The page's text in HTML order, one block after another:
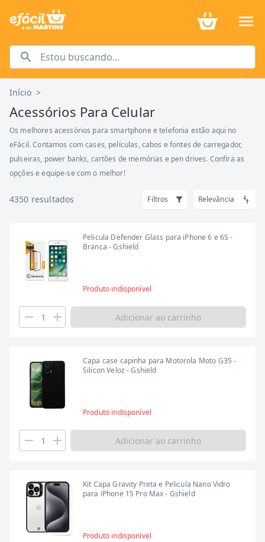
Início >
Acessórios Para Celular
Os melhores acessórios para smartphone e telefonia estão aqui no
eFácil. Contamos com cases, películas, cabos e fontes de carregador,
pulseiras, power banks, cartões de memórias e pen drives. Confira as
opções e equipe-se com o melhor!
4350 resultados Filtros Relevância
Pelicula Defender Glass para iPhone 6 e 6S -
Branca - Gshield
Produto indisponível
Adicionar ao carrinho
Capa case capinha para Motorola Moto G35 -
Silicon Veloz - Gshield
Produto indisponível
Adicionar ao carrinho
Kit Capa Gravity Preta e Pelicula Nano Vidro
para iPhone 15 Pro Max - Gshield
Produto indisponível